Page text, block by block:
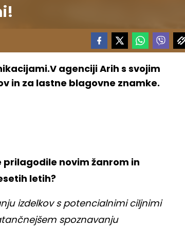
agenciji Arih s svojim
in za lastne blagovne znamke.
prilagodile novim žanrom in
letih?
izdelkov s potencialnimi ciljnimi
spoznavanju